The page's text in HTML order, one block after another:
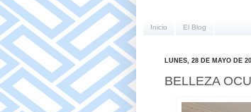
Inicio El Blog
LUNES, 28 DE MAYO DE
BELLEZA